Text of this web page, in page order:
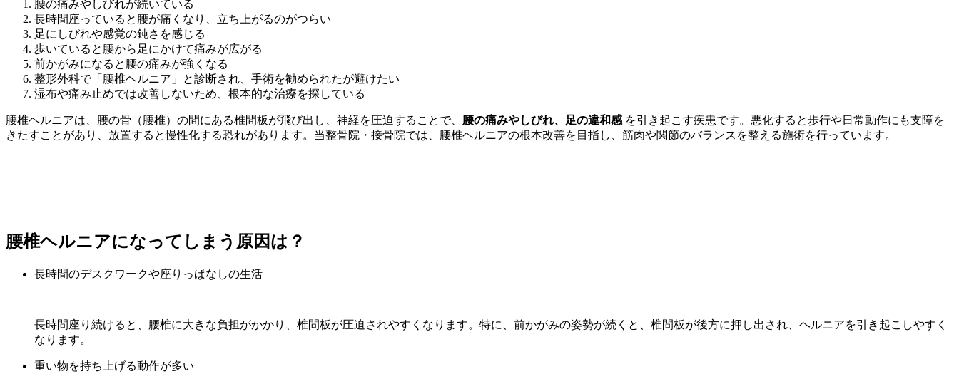
腰の痛みやしびれが続いている
長時間座っていると腰が痛くなり、立ち上がるのがつらい
足にしびれや感覚の鈍さを感じる
歩いていると腰から足にかけて痛みが広がる
前かがみになると腰の痛みが強くなる
整形外科で「腰椎ヘルニア」と診断され、手術を勧められたが避けたい
湿布や痛み止めでは改善しないため、根本的な治療を探している
腰椎ヘルニアは、腰の骨（腰椎）の間にある椎間板が飛び出し、神経を圧迫することで、 腰の痛みやしびれ、足の違和感 を引き起こす疾患です。悪化すると歩行や日常動作にも支障を
きたすことがあり、放置すると慢性化する恐れがあります。当整骨院・接骨院では、腰椎ヘルニアの根本改善を目指し、筋肉や関節のバランスを整える施術を行っています。
腰椎ヘルニアになってしまう原因は？
長時間のデスクワークや座りっぱなしの生活
長時間座り続けると、腰椎に大きな負担がかかり、椎間板が圧迫されやすくなります。特に、前かがみの姿勢が続くと、椎間板が後方に押し出され、ヘルニアを引き起こしやすく
なります。
重い物を持ち上げる動作が多い